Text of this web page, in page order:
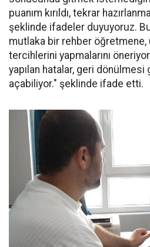
puanım kırıldı, tekrar
şeklinde ifadeler duyuyoruz.
mutlaka bir rehber öğretmene,
tercihlerini yapmalarını
yapılan hatalar, geri dönülmesi
açabiliyor." şeklinde ifade etti.